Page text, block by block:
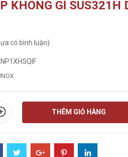
KHÔNG GỈ SUS321H
có bình luận)
THÊM GIỎ HÀNG